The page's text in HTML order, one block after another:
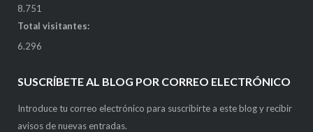
8.751
Total visitantes:
6.296
SUSCRÍBETE AL BLOG POR CORREO ELECTRÓNICO
Introduce tu correo electrónico para suscribirte a este blog y recibir
avisos de nuevas entradas.